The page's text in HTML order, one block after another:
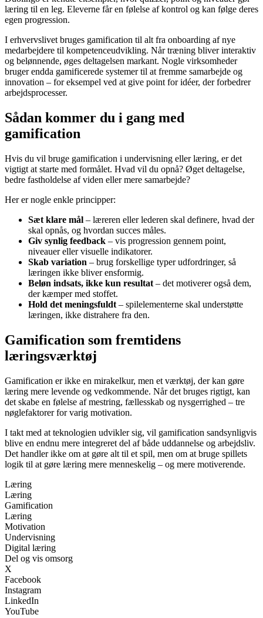
læring til en leg. Eleverne får en følelse af kontrol og kan følge deres
egen progression.
I erhvervslivet bruges gamification til alt fra onboarding af nye
medarbejdere til kompetenceudvikling. Når træning bliver interaktiv
og belønnende, øges deltagelsen markant. Nogle virksomheder
bruger endda gamificerede systemer til at fremme samarbejde og
innovation – for eksempel ved at give point for idéer, der forbedrer
arbejdsprocesser.
Sådan kommer du i gang med
gamification
Hvis du vil bruge gamification i undervisning eller læring, er det
vigtigt at starte med formålet. Hvad vil du opnå? Øget deltagelse,
bedre fastholdelse af viden eller mere samarbejde?
Her er nogle enkle principper:
Sæt klare mål – læreren eller lederen skal definere, hvad der
skal opnås, og hvordan succes måles.
Giv synlig feedback – vis progression gennem point,
niveauer eller visuelle indikatorer.
Skab variation – brug forskellige typer udfordringer, så
læringen ikke bliver ensformig.
Beløn indsats, ikke kun resultat – det motiverer også dem,
der kæmper med stoffet.
Hold det meningsfuldt – spilelementerne skal understøtte
læringen, ikke distrahere fra den.
Gamification som fremtidens
læringsværktøj
Gamification er ikke en mirakelkur, men et værktøj, der kan gøre
læring mere levende og vedkommende. Når det bruges rigtigt, kan
det skabe en følelse af mestring, fællesskab og nysgerrighed – tre
nøglefaktorer for varig motivation.
I takt med at teknologien udvikler sig, vil gamification sandsynligvis
blive en endnu mere integreret del af både uddannelse og arbejdsliv.
Det handler ikke om at gøre alt til et spil, men om at bruge spillets
logik til at gøre læring mere menneskelig – og mere motiverende.
Læring
Læring
Gamification
Læring
Motivation
Undervisning
Digital læring
Del og vis omsorg
X
Facebook
Instagram
LinkedIn
YouTube